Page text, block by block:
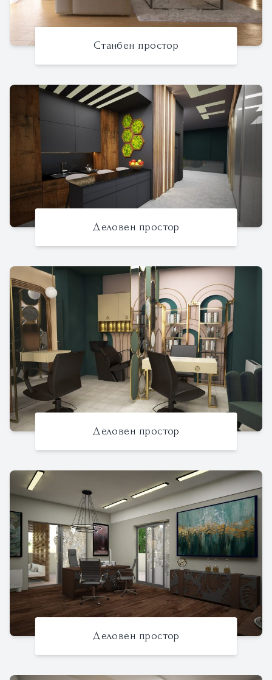
Станбен простор
Деловен простор
Деловен простор
Деловен простор